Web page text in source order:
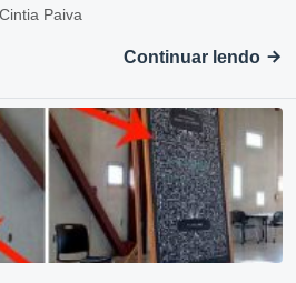
Paiva
Continuar lendo